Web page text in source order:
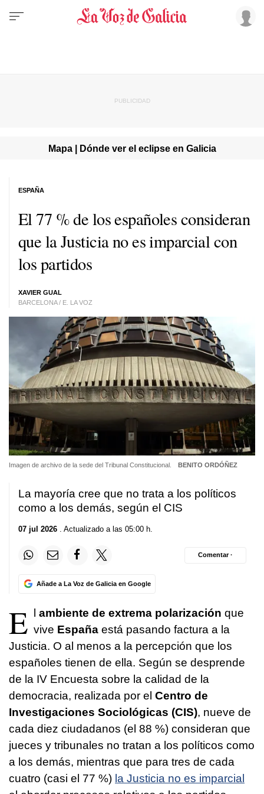
Mapa | Dónde ver el eclipse en Galicia
El 77 % de los españoles consideran
que la Justicia no es imparcial con
los partidos
XAVIER GUAL
BARCELONA / E. LA VOZ
ESPAÑA
Imagen de archivo de la sede del Tribunal Constitucional. BENITO ORDÓÑEZ
La mayoría cree que no trata a los políticos
como a los demás, según el CIS
07 jul 2026 . Actualizado a las 05:00 h.
Añade a La Voz de Galicia en Google
Comentar ·
E l ambiente de extrema polarización que
vive España está pasando factura a la
Justicia. O al menos a la percepción que los
españoles tienen de ella. Según se desprende
de la IV Encuesta sobre la calidad de la
democracia, realizada por el Centro de
Investigaciones Sociológicas (CIS), nueve de
cada diez ciudadanos (el 88 %) consideran que
jueces y tribunales no tratan a los políticos como
a los demás, mientras que para tres de cada
cuatro (casi el 77 %) la Justicia no es imparcial